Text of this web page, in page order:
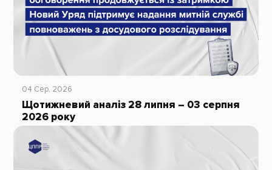
04 Сер, 2026
Щотижневий аналіз 28 липня – 03 серпня
2026 року